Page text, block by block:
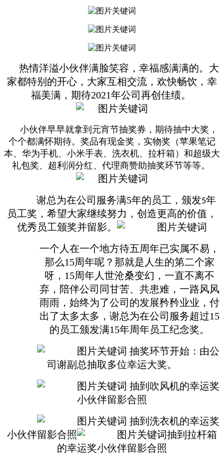
热情洋溢小伙伴满脸笑容，幸福感满满的。大
家都特别的开心，大家互相交流，欢快畅饮，幸
福美满，期待2021年公司再创佳绩。
小伙伴早早就拿到元宵节抽奖券，期待抽中大奖，
个个都满怀期待。奖品有现金奖，实物奖（苹果笔记
本、华为手机、小米手表、洗衣机、拉杆箱）和超级大
礼包奖、超利润分红、代理商赞助抽奖环节等等。
谢总为在公司服务满5年的员工，颁发5年
员工奖，希望大家继续努力，创造更高的价值，
优秀员工颁奖并留影。
一个人在一个地方待五周年已实属不易，
那么15周年呢？那就是人生的第二个家
呀，15周年人世沧桑变幻，一直不离不
弃，陪伴公司同甘苦、共患难，一路风风
雨雨，始终为了公司的发展矜矜业业，付
出了太多太多，谢总为在公司服务超过15
的员工颁发满15年周年员工纪念奖。
抽奖环节开始：由公
司谢副总抽取多位幸运大奖。
抽到吹风机的幸运奖
小伙伴留影合照
抽到洗衣机的幸运奖
小伙伴留影合照
抽到拉杆箱
的幸运奖小伙伴留影合照